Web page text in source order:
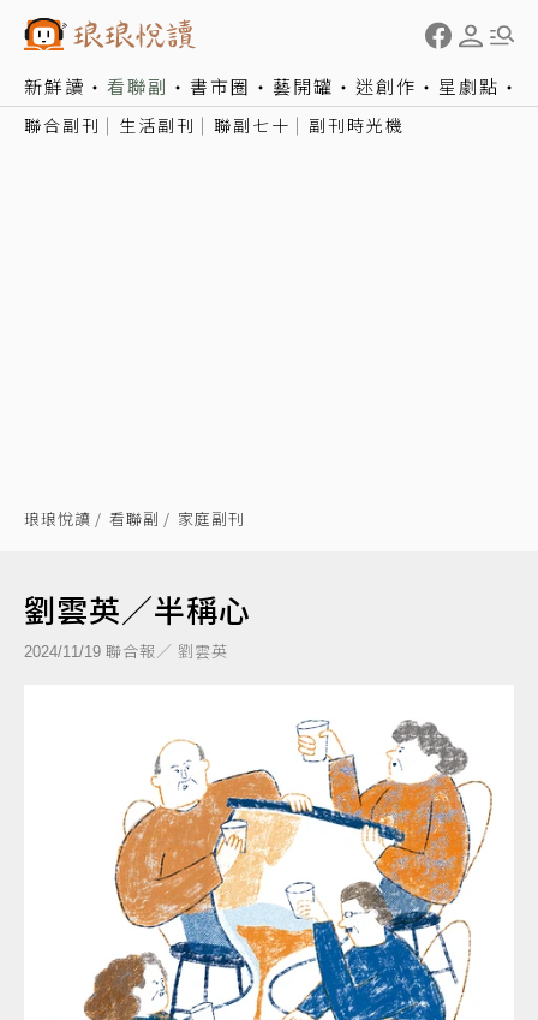
新鮮讀 看聯副 書市圈 藝開罐 迷創作 星劇點
聯合副刊 生活副刊 聯副七十 副刊時光機
琅琅悅讀 看聯副 家庭副刊
劉雲英／半稱心
2024/11/19 聯合報／ 劉雲英